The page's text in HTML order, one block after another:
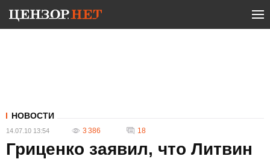
НОВОСТИ
14.07.10 13:54 3 386 18
Гриценко заявил, что Литвин